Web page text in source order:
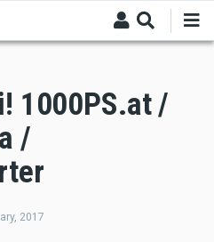
1000PS.at /
/
2017